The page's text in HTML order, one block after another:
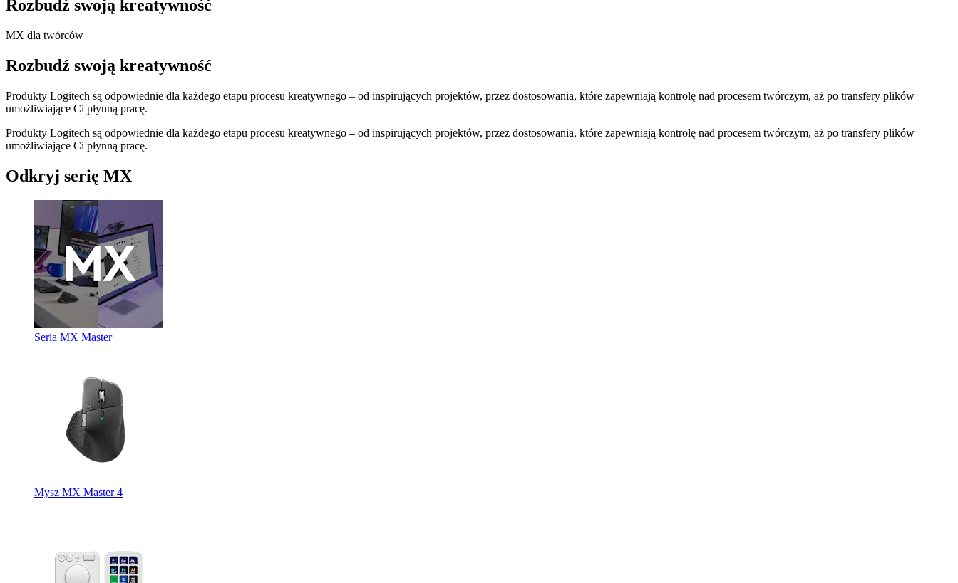
Rozbudź swoją kreatywność
MX dla twórców
Rozbudź swoją kreatywność
Produkty Logitech są odpowiednie dla każdego etapu procesu kreatywnego – od inspirujących projektów, przez dostosowania, które zapewniają kontrolę nad procesem twórczym, aż po transfery plików
umożliwiające Ci płynną pracę.
Produkty Logitech są odpowiednie dla każdego etapu procesu kreatywnego – od inspirujących projektów, przez dostosowania, które zapewniają kontrolę nad procesem twórczym, aż po transfery plików
umożliwiające Ci płynną pracę.
Odkryj serię MX
Seria MX Master
Mysz MX Master 4